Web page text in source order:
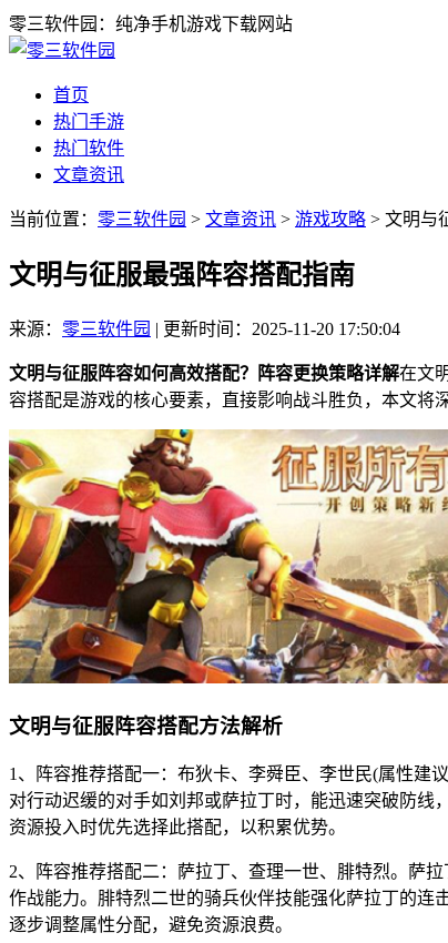
零三软件园：纯净手机游戏下载网站
首页
热门手游
热门软件
文章资讯
当前位置： 零三软件园 > 文章资讯 > 游戏攻略 > 文明与
文明与征服最强阵容搭配指南
来源： 零三软件园 | 更新时间：2025-11-20 17:50:04
文明与征服阵容如何高效搭配？阵容更换策略详解在文
容搭配是游戏的核心要素，直接影响战斗胜负，本文将
文明与征服阵容搭配方法解析
1、阵容推荐搭配一：布狄卡、李舜臣、李世民(属性建
对行动迟缓的对手如刘邦或萨拉丁时，能迅速突破防
资源投入时优先选择此搭配，以积累优势。
2、阵容推荐搭配二：萨拉丁、查理一世、腓特烈。萨
作战能力。腓特烈二世的骑兵伙伴技能强化萨拉丁的连
逐步调整属性分配，避免资源浪费。